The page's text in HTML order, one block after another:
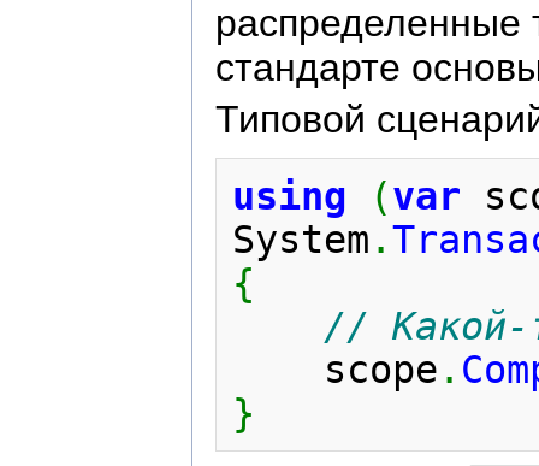
распределенные
стандарте
Типовой
using
(var
System .
{
// Какой-
    scope
.
}